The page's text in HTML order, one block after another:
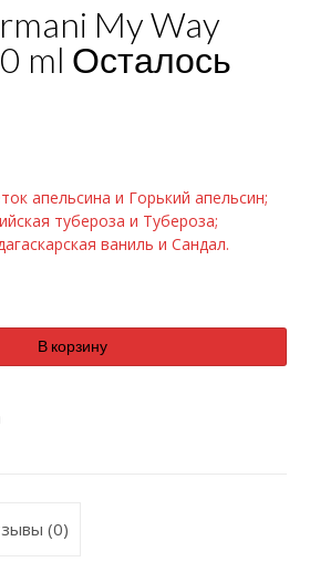
My Way
ml Осталось
апельсина и Горький апельсин;
тубероза и Тубероза;
ваниль и Сандал.
В корзину
(0)